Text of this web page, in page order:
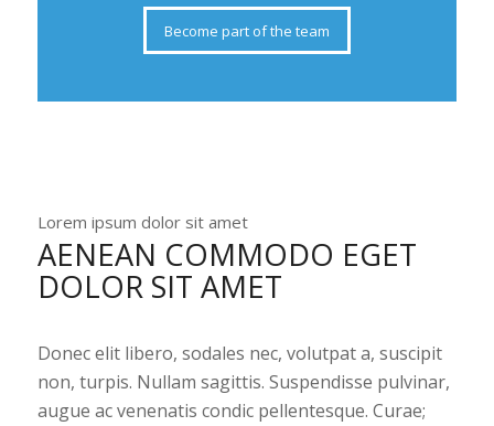
Become part of the team
Lorem ipsum dolor sit amet
AENEAN COMMODO EGET
DOLOR SIT AMET
Donec elit libero, sodales nec, volutpat a, suscipit
non, turpis. Nullam sagittis. Suspendisse pulvinar,
augue ac venenatis condic pellentesque. Curae;